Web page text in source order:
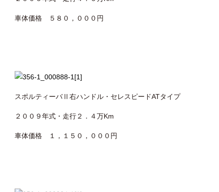
車体価格 ５８０，０００円
スポルティーバⅡ右ハンドル・セレスピードATタイプ
２００９年式・走行２．４万Km
車体価格 １，１５０，０００円